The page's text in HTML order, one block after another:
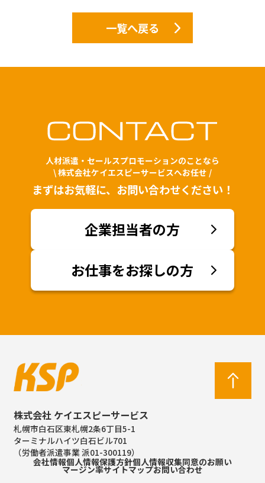
一覧へ戻る
人材派遣・セールスプロモーションのことなら
\ 株式会社ケイエスピーサービスへお任せ /
まずはお気軽に、お問い合わせください！
企業担当者の方
お仕事をお探しの方
株式会社 ケイエスピーサービス
札幌市白石区東札幌2条6丁目5-1
ターミナルハイツ白石ビル701
（労働者派遣事業 派01-300119）
会社情報個人情報保護方針個人情報収集同意のお願い
マージン率サイトマップお問い合わせ